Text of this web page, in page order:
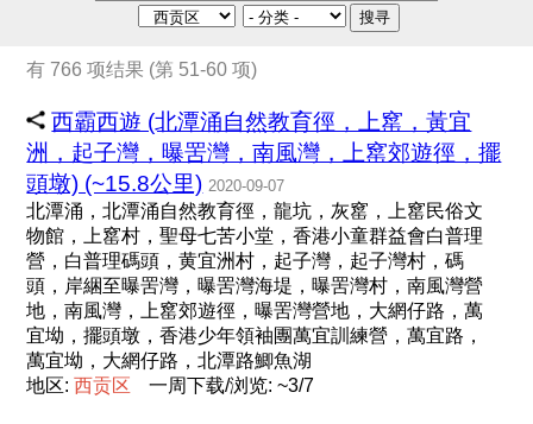
搜寻
有 766 项结果 (第 51-60 项)
西霸西遊 (北潭涌自然教育徑，上窰，黃宜
洲，起子灣，曝罟灣，南風灣，上窰郊遊徑，擺
頭墩) (~15.8公里) 2020-09-07
北潭涌，北潭涌自然教育徑，龍坑，灰窰，上窰民俗文
物館，上窰村，聖母七苦小堂，香港小童群益會白普理
營，白普理碼頭，黄宜洲村，起子灣，起子灣村，碼
頭，岸綑至曝罟灣，曝罟灣海堤，曝罟灣村，南風灣營
地，南風灣，上窰郊遊徑，曝罟灣營地，大網仔路，萬
宜坳，擺頭墩，香港少年領袖團萬宜訓練營，萬宜路，
萬宜坳，大網仔路，北潭路鯽魚湖
地区:西贡区 一周下载/浏览: ~3/7